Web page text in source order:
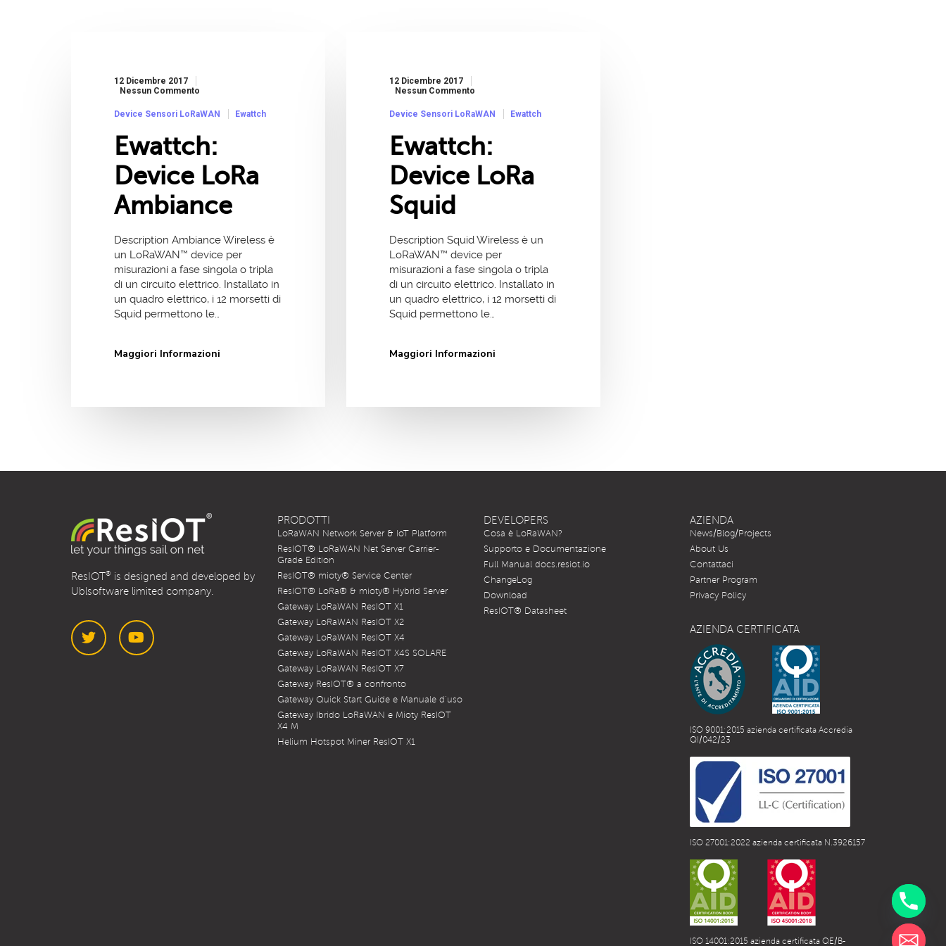
12 Dicembre 2017
Nessun Commento
Device Sensori LoRaWAN Ewattch
Ewattch:
Device LoRa
Ambiance
Description Ambiance Wireless è
un LoRaWAN™ device per
misurazioni a fase singola o tripla
di un circuito elettrico. Installato in
un quadro elettrico, i 12 morsetti di
Squid permettono le…
Maggiori Informazioni
12 Dicembre 2017
Nessun Commento
Device Sensori LoRaWAN Ewattch
Ewattch:
Device LoRa
Squid
Description Squid Wireless è un
LoRaWAN™ device per
misurazioni a fase singola o tripla
di un circuito elettrico. Installato in
un quadro elettrico, i 12 morsetti di
Squid permettono le…
Maggiori Informazioni
ResIOT® is designed and developed by
Ublsoftware limited company.
PRODOTTI
LoRaWAN Network Server & IoT Platform
ResIOT® LoRaWAN Net Server Carrier-
Grade Edition
ResIOT® mioty® Service Center
ResIOT® LoRa® & mioty® Hybrid Server
Gateway LoRaWAN ResIOT X1
Gateway LoRaWAN ResIOT X2
Gateway LoRaWAN ResIOT X4
Gateway LoRaWAN ResIOT X4S SOLARE
Gateway LoRaWAN ResIOT X7
Gateway ResIOT® a confronto
Gateway Quick Start Guide e Manuale d’uso
Gateway Ibrido LoRaWAN e Mioty ResIOT
X4 M
Helium Hotspot Miner ResIOT X1
DEVELOPERS
Cosa è LoRaWAN?
Supporto e Documentazione
Full Manual docs.resiot.io
ChangeLog
Download
ResIOT® Datasheet
AZIENDA
News/Blog/Projects
About Us
Contattaci
Partner Program
Privacy Policy
AZIENDA CERTIFICATA
ISO 9001:2015 azienda certificata Accredia
QI/042/23
ISO 27001:2022 azienda certificata N.3926157
ISO 14001:2015 azienda certificata QE/B-